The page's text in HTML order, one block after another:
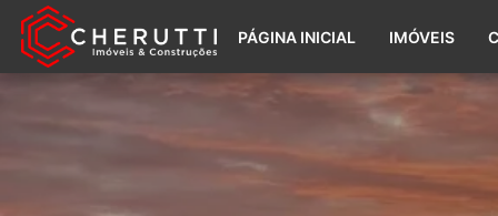
PÁGINA INICIAL IMÓVEIS